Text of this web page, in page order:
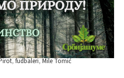
fudbaleri Mile Tomić